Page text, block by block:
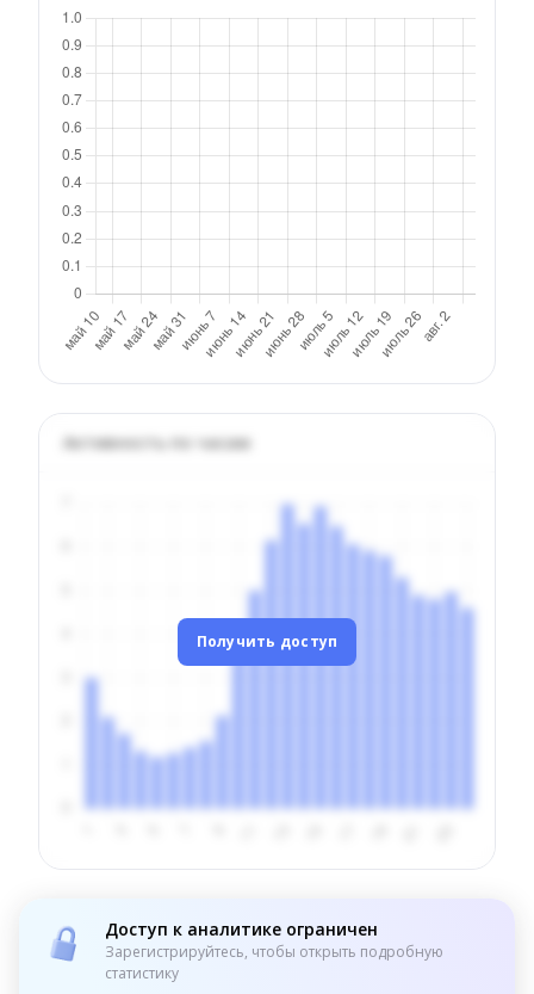
Активность по часам
Получить доступ
Доступ к аналитике ограничен
Зарегистрируйтесь, чтобы открыть подробную
статистику